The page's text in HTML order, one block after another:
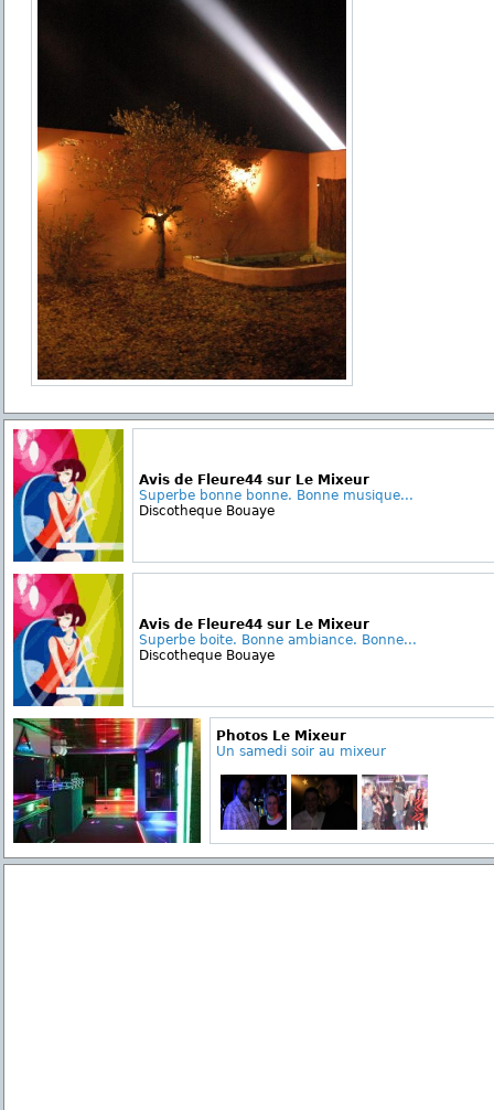
Avis de Fleure44 sur Le Mixeur
Superbe bonne bonne. Bonne musique...
Discotheque Bouaye
Avis de Fleure44 sur Le Mixeur
Superbe boite. Bonne ambiance. Bonne...
Discotheque Bouaye
Photos Le Mixeur
Un samedi soir au mixeur